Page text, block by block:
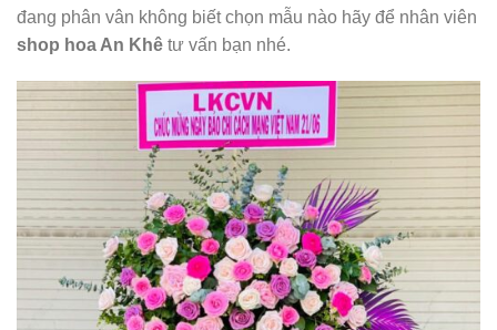
đang phân vân không biết chọn mẫu nào hãy để nhân viên
shop hoa An Khê tư vấn bạn nhé.